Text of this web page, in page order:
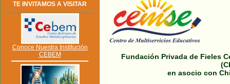
TE INVITAMOS A VISITAR
Conoce Nuestra Institución
CEBEM
Fundación Privada de Fieles
en asocio con